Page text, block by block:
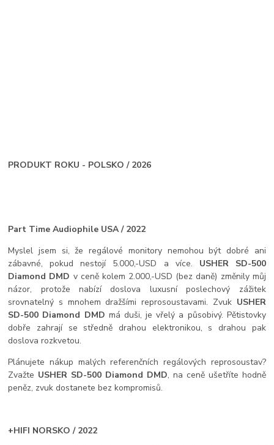
PRODUKT ROKU - POLSKO / 2026
Part Time Audiophile USA / 2022
Myslel jsem si, že regálové monitory nemohou být dobré ani
zábavné, pokud nestojí 5.000,-USD a více. USHER SD-500
Diamond DMD v ceně kolem 2.000,-USD (bez daně) změnily můj
názor, protože nabízí doslova luxusní poslechový zážitek
srovnatelný s mnohem dražšími reprosoustavami. Zvuk USHER
SD-500 Diamond DMD má duši, je vřelý a působivý. Pětistovky
dobře zahrají se středně drahou elektronikou, s drahou pak
doslova rozkvetou.
Plánujete nákup malých referenčních regálových reprosoustav?
Zvažte USHER SD-500 Diamond DMD, na ceně ušetříte hodně
peněz, zvuk dostanete bez kompromisů.
+HIFI NORSKO / 2022